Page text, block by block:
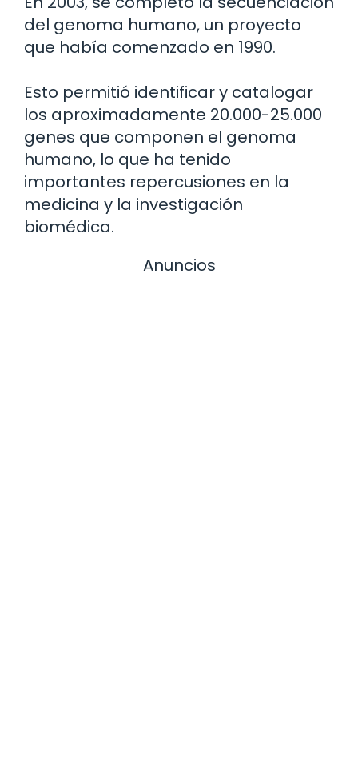
del genoma humano, un proyecto
que había comenzado en 1990.
Esto permitió identificar y catalogar
los aproximadamente 20.000-25.000
genes que componen el genoma
humano, lo que ha tenido
importantes repercusiones en la
medicina y la investigación
biomédica.
Anuncios